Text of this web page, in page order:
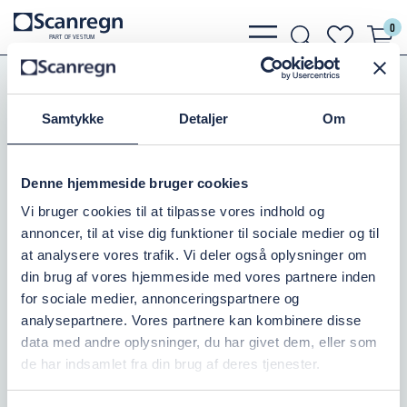
Samtykke Detaljer Om
Denne hjemmeside bruger cookies
Vi bruger cookies til at tilpasse vores indhold og
annoncer, til at vise dig funktioner til sociale medier og til
at analysere vores trafik. Vi deler også oplysninger om
din brug af vores hjemmeside med vores partnere inden
for sociale medier, annonceringspartnere og
analysepartnere. Vores partnere kan kombinere disse
data med andre oplysninger, du har givet dem, eller som
de har indsamlet fra din brug af deres tjenester.
PARTOF VESTUM
bars
light
search
light
heart 0
Pumper
DG Fristrømshjul
ZENIT DGO 50/2/50 - 1X230V
Varenr.:
På vej hjem
7.275,00 DKK inkl. moms
Læg i kurv